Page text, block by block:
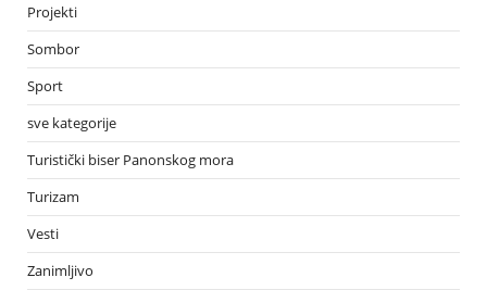
Projekti
Sombor
Sport
sve kategorije
Turistički biser Panonskog mora
Turizam
Vesti
Zanimljivo